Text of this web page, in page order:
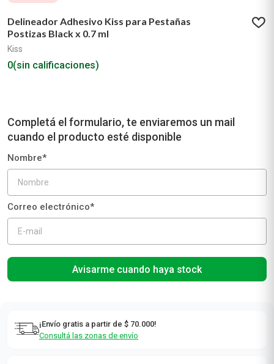
Delineador Adhesivo Kiss para Pestañas
Postizas Black x 0.7 ml
Kiss
0(sin calificaciones)
Avisarme cuando haya stock
¡Envío gratis a partir de $ 70.000!
Consultá las zonas de envío